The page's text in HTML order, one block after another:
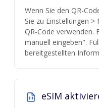
Wenn Sie den QR-
Sie zu Einstellungen
QR-Code verwenden.
manuell eingeben".
bereitgestellten
eSIM